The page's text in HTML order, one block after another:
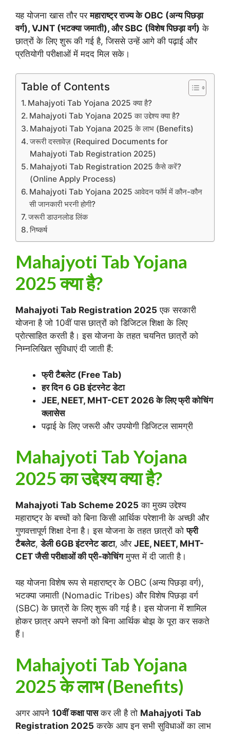
यह योजना खास तौर परमहाराष्ट्र राज्य के OBC (अन्य पिछड़ा
वर्ग), VJNT (भटक्या जमाती), और SBC (विशेष पिछड़ा वर्ग) के
छात्रों के लिए शुरू की गई है, जिससे उन्हें आगे की पढ़ाई और
प्रतियोगी परीक्षाओं में मदद मिल सके।
Table of Contents
Mahajyoti Tab Yojana 2025 क्या है?
Mahajyoti Tab Yojana 2025 का उद्देश्य क्या है?
Mahajyoti Tab Yojana 2025 के लाभ (Benefits)
जरूरी दस्तावेज़ (Required Documents for
Mahajyoti Tab Registration 2025)
Mahajyoti Tab Registration 2025 कैसे करें?
(Online Apply Process)
Mahajyoti Tab Yojana 2025 आवेदन फॉर्म में कौन-कौन
सी जानकारी भरनी होगी?
जरूरी डाउनलोड लिंक
निष्कर्ष
Mahajyoti Tab Yojana
2025 क्या है?
Mahajyoti Tab Registration 2025 एक सरकारी
योजना है जो 10वीं पास छात्रों को डिजिटल शिक्षा के लिए
प्रोत्साहित करती है। इस योजना के तहत चयनित छात्रों को
निम्नलिखित सुविधाएं दी जाती हैं:
फ्री टैबलेट (Free Tab)
हर दिन 6 GB इंटरनेट डेटा
JEE, NEET, MHT-CET 2026 के लिए फ्री कोचिंग
क्लासेस
पढ़ाई के लिए जरूरी और उपयोगी डिजिटल सामग्री
Mahajyoti Tab Yojana
2025 का उद्देश्य क्या है?
Mahajyoti Tab Scheme 2025 का मुख्य उद्देश्य
महाराष्ट्र के बच्चों को बिना किसी आर्थिक परेशानी के अच्छी और
गुणवत्तापूर्ण शिक्षा देना है। इस योजना के तहत छात्रों कोफ्री
टैबलेट,डेली 6GB इंटरनेट डाटा, और JEE, NEET, MHT-
CET जैसी परीक्षाओं की प्री-कोचिंगमुफ्त में दी जाती है।
यह योजना विशेष रूप से महाराष्ट्र के OBC (अन्य पिछड़ा वर्ग),
भटक्या जमाती (Nomadic Tribes) और विशेष पिछड़ा वर्ग
(SBC) के छात्रों के लिए शुरू की गई है। इस योजना में शामिल
होकर छात्र अपने सपनों को बिना आर्थिक बोझ के पूरा कर सकते
हैं।
Mahajyoti Tab Yojana
2025 के लाभ (Benefits)
अगर आपने 10वीं कक्षा पासकर ली है तो Mahajyoti Tab
Registration 2025 करके आप इन सभी सुविधाओं का लाभ